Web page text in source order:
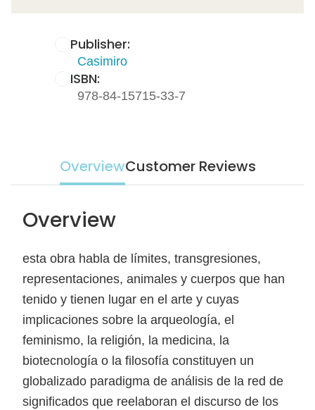
Publisher:
Casimiro
ISBN:
978-84-15715-33-7
OverviewCustomer Reviews
Overview
esta obra habla de límites, transgresiones,
representaciones, animales y cuerpos que han
tenido y tienen lugar en el arte y cuyas
implicaciones sobre la arqueología, el
feminismo, la religión, la medicina, la
biotecnología o la filosofía constituyen un
globalizado paradigma de análisis de la red de
significados que reelaboran el discurso de los